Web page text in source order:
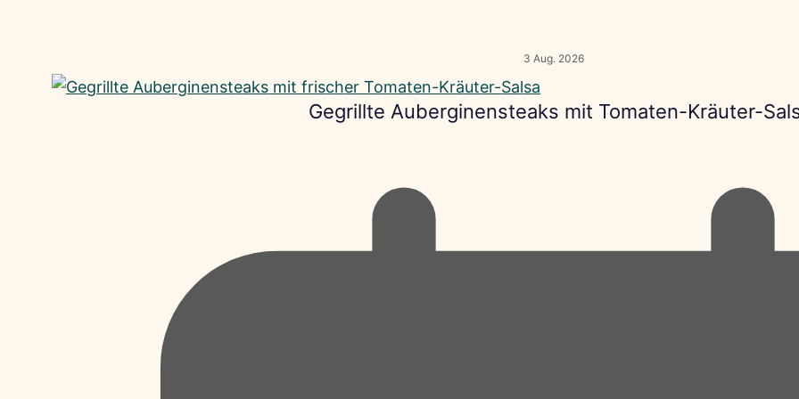
3 Aug. 2026
Gegrillte Auberginensteaks mit Tomaten-Kräuter-